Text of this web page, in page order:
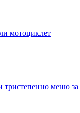
мотоциклет
тристепенно меню